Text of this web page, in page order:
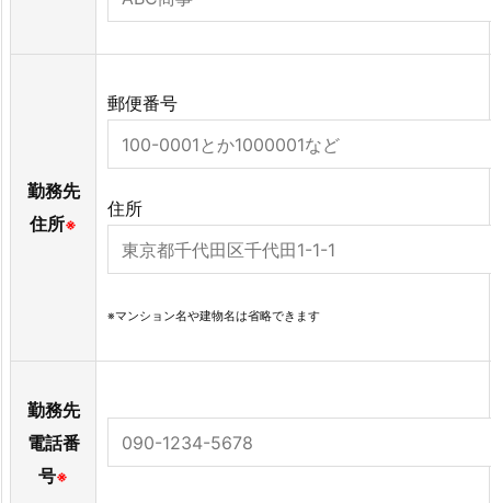
勤務先
住所※
郵便番号
住所
※マンション名や建物名は省略できます
勤務先
電話番
号※